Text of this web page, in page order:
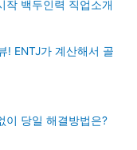
작 백두인력 직업소개
! ENTJ가 계산해서 골
이 당일 해결방법은?